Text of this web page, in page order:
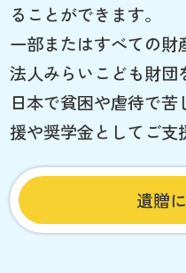
ることができます。
一部またはすべての
法人みらいこども財団
日本で貧困や虐待で
援や奨学金としてご支
遺贈